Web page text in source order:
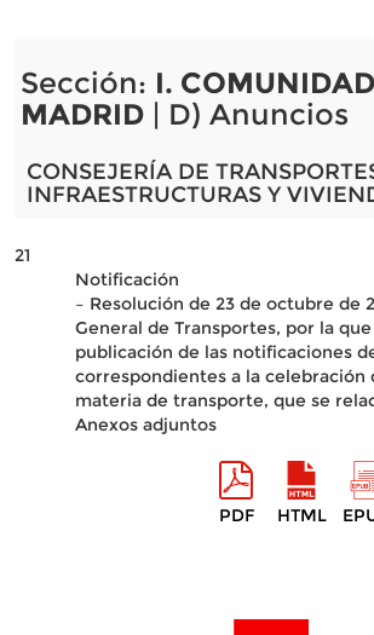
Sección: I.
MADRID| D) Anuncios
CONSEJERÍA DE
INFRAESTRUCTURAS Y
21
Notificación
– Resolución de 23 de octubre de
General de Transportes, por la
publicación de las notificaciones
correspondientes a la celebración
materia de transporte, que se
Anexos adjuntos
PDF HTML